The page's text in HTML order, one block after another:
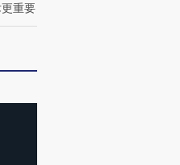
重要